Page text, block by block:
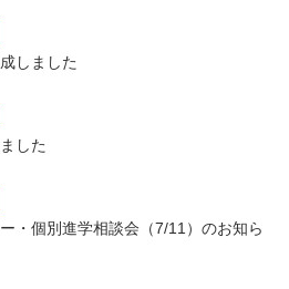
しました
した
・個別進学相談会（7/11）のお知ら